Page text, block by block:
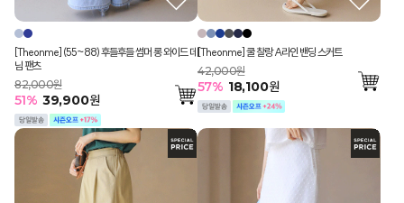
[Theonme] (55~88) 후들후들 썸머 롱 와이드 데
님 팬츠
82,000원
51% 39,900원
[Theonme] 쿨 찰랑 A라인 밴딩 스커트
42,000원
57% 18,100원